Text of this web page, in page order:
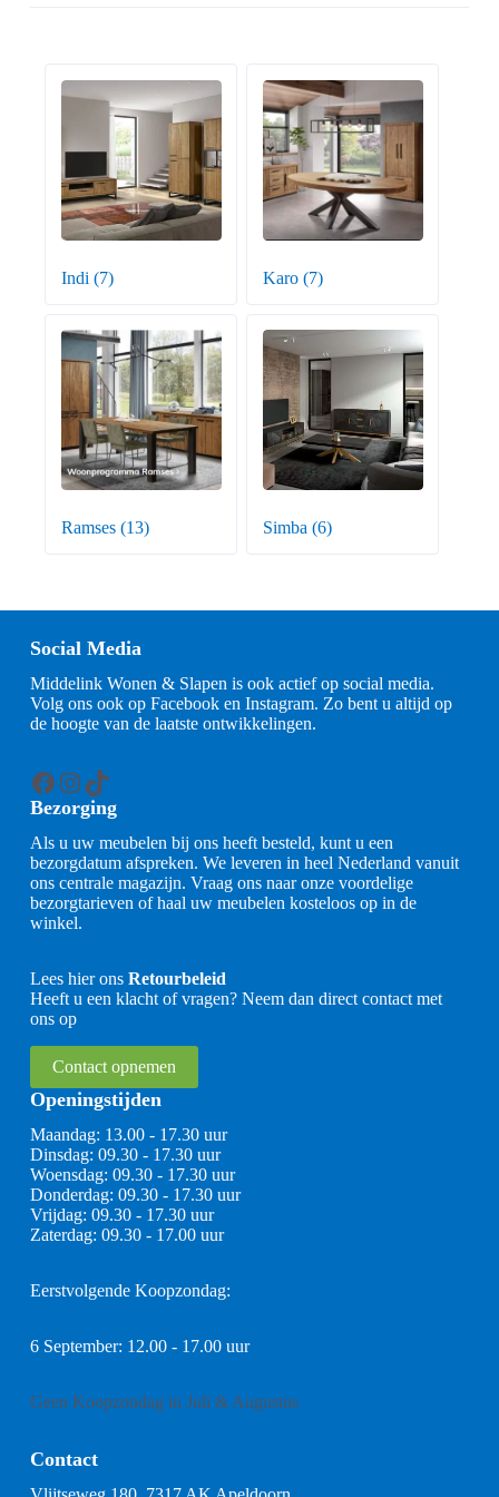
Indi (7) Karo (7)
Ramses (13) Simba (6)
Social Media
Middelink Wonen & Slapen is ook actief op social media.
Volg ons ook op Facebook en Instagram. Zo bent u altijd op
de hoogte van de laatste ontwikkelingen.
Facebook
Instagram
TikTok
Bezorging
Als u uw meubelen bij ons heeft besteld, kunt u een
bezorgdatum afspreken. We leveren in heel Nederland vanuit
ons centrale magazijn. Vraag ons naar onze voordelige
bezorgtarieven of haal uw meubelen kosteloos op in de
winkel.
Lees hier ons Retourbeleid
Heeft u een klacht of vragen? Neem dan direct contact met
ons op
Contact opnemen
Openingstijden
Maandag: 13.00 - 17.30 uur
Dinsdag: 09.30 - 17.30 uur
Woensdag: 09.30 - 17.30 uur
Donderdag: 09.30 - 17.30 uur
Vrijdag: 09.30 - 17.30 uur
Zaterdag: 09.30 - 17.00 uur
Eerstvolgende Koopzondag:
6 September: 12.00 - 17.00 uur
Geen Koopzondag in Juli & Augustus
Contact